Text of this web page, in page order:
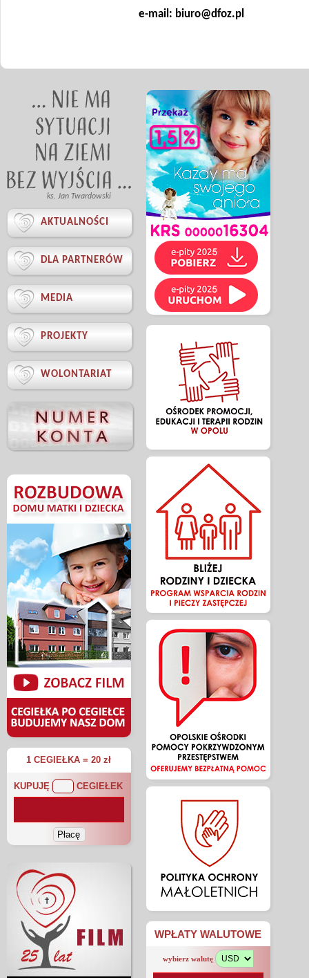
e-mail: biuro@dfoz.pl
ks. Jan Twardowski
 AKTUALNOŚCI
 DLA PARTNERÓW
 MEDIA
 PROJEKTY
 WOLONTARIAT
1 CEGIEŁKA = 20 zł
KUPUJĘ CEGIEŁEK
WPŁATY WALUTOWE
wybierz walutę